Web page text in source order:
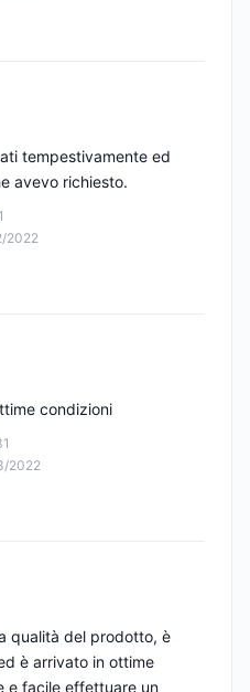
2022
tempestivamente ed
avevo richiesto.
2022
condizioni
qualità del prodotto, è
è arrivato in ottime
e facile effettuare un